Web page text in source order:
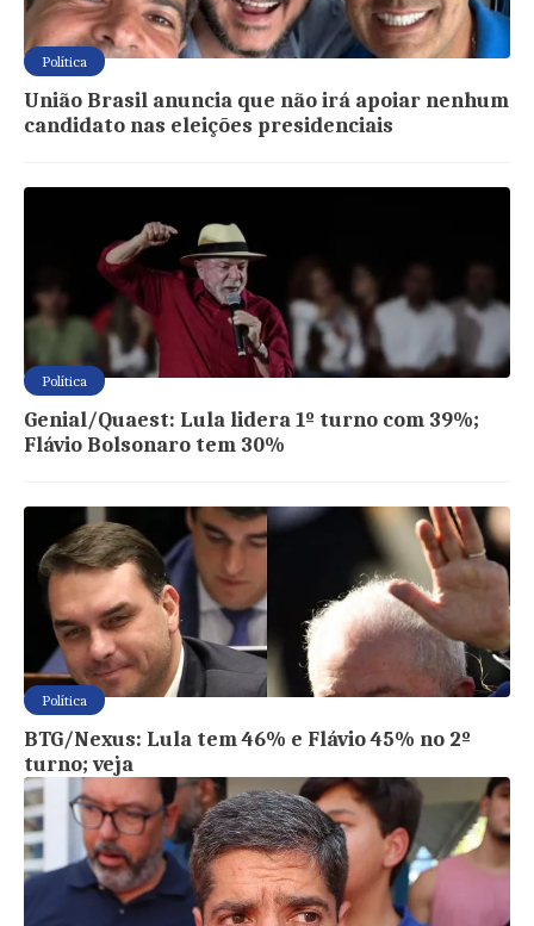
Política
União Brasil anuncia que não irá apoiar nenhum
candidato nas eleições presidenciais
Política
Genial/Quaest: Lula lidera 1º turno com 39%;
Flávio Bolsonaro tem 30%
Política
BTG/Nexus: Lula tem 46% e Flávio 45% no 2º
turno; veja